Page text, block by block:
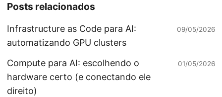
Posts relacionados
Infrastructure as Code para AI:
automatizando GPU clusters
09/05/2026
Compute para AI: escolhendo o
hardware certo (e conectando ele
direito)
01/05/2026